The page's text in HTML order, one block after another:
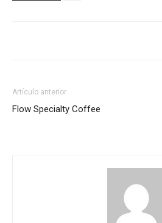
Artículo anterior
Flow Specialty Coffee